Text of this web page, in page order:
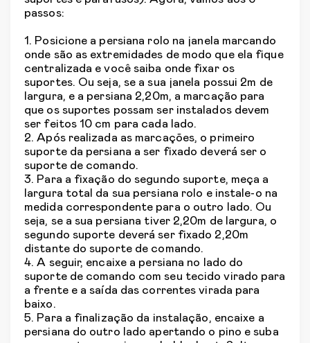
passos:
1. Posicione a persiana rolo na janela marcando
onde são as extremidades de modo que ela fique
centralizada e você saiba onde fixar os
suportes. Ou seja, se a sua janela possui 2m de
largura, e a persiana 2,20m, a marcação para
que os suportes possam ser instalados devem
ser feitos 10 cm para cada lado.
2. Após realizada as marcações, o primeiro
suporte da persiana a ser fixado deverá ser o
suporte de comando.
3. Para a fixação do segundo suporte, meça a
largura total da sua persiana rolo e instale-o na
medida correspondente para o outro lado. Ou
seja, se a sua persiana tiver 2,20m de largura, o
segundo suporte deverá ser fixado 2,20m
distante do suporte de comando.
4. A seguir, encaixe a persiana no lado do
suporte de comando com seu tecido virado para
a frente e a saída das correntes virada para
baixo.
5. Para a finalização da instalação, encaixe a
persiana do outro lado apertando o pino e suba